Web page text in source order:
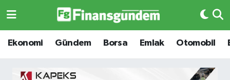
Ekonomi Gündem Borsa Emlak Otomobil
Ekonomi
Ekonomi